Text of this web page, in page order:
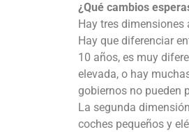
¿Qué cambios
Hay tres
Hay que diferenciar
10 años, es muy
elevada, o hay
gobiernos no pueden
La segunda
coches pequeños y